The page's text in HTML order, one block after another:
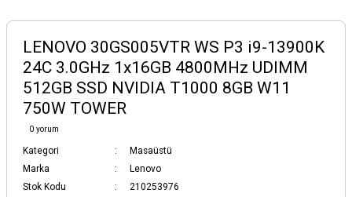
LENOVO 30GS005VTR WS P3 i9-13900K
24C 3.0GHz 1x16GB 4800MHz UDIMM
512GB SSD NVIDIA T1000 8GB W11
750W TOWER
0 yorum
Kategori
Masaüstü
Marka
Lenovo
Stok Kodu
210253976